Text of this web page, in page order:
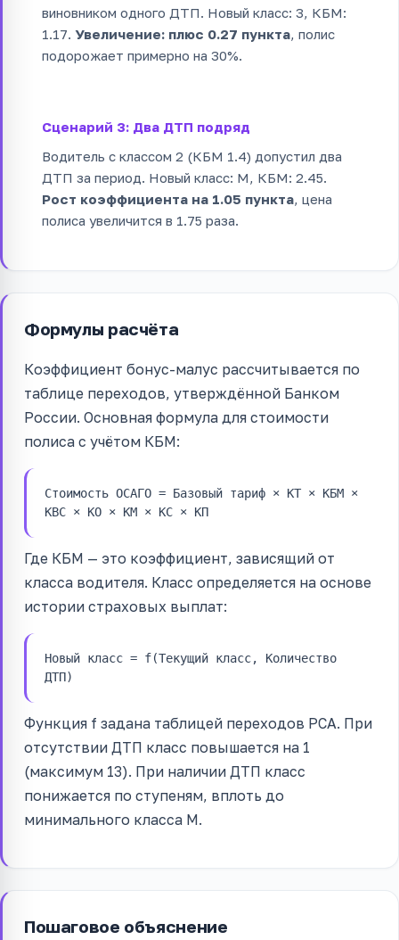
виновником одного ДТП. Новый класс: 3, КБМ:
1.17. Увеличение: плюс 0.27 пункта, полис
подорожает примерно на 30%.
Сценарий 3: Два ДТП подряд
Водитель с классом 2 (КБМ 1.4) допустил два
ДТП за период. Новый класс: M, КБМ: 2.45.
Рост коэффициента на 1.05 пункта, цена
полиса увеличится в 1.75 раза.
Формулы расчёта
Коэффициент бонус-малус рассчитывается по
таблице переходов, утверждённой Банком
России. Основная формула для стоимости
полиса с учётом КБМ:
Стоимость ОСАГО = Базовый тариф × КТ × КБМ ×
КВС × КО × КМ × КС × КП
Где КБМ — это коэффициент, зависящий от
класса водителя. Класс определяется на основе
истории страховых выплат:
Новый класс = f(Текущий класс, Количество
ДТП)
Функция f задана таблицей переходов РСА. При
отсутствии ДТП класс повышается на 1
(максимум 13). При наличии ДТП класс
понижается по ступеням, вплоть до
минимального класса M.
Пошаговое объяснение